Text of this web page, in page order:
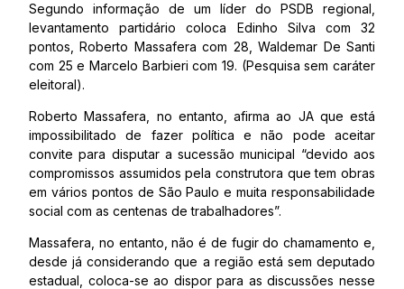
Segundo informação de um líder do PSDB regional,
levantamento partidário coloca Edinho Silva com 32
pontos, Roberto Massafera com 28, Waldemar De Santi
com 25 e Marcelo Barbieri com 19. (Pesquisa sem caráter
eleitoral).
Roberto Massafera, no entanto, afirma ao JA que está
impossibilitado de fazer política e não pode aceitar
convite para disputar a sucessão municipal “devido aos
compromissos assumidos pela construtora que tem obras
em vários pontos de São Paulo e muita responsabilidade
social com as centenas de trabalhadores”.
Massafera, no entanto, não é de fugir do chamamento e,
desde já considerando que a região está sem deputado
estadual, coloca-se ao dispor para as discussões nesse